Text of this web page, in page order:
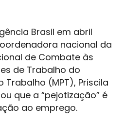
Brasil em abril
nacional da
de Combate às
de Trabalho do
Trabalho (MPT), Priscila
que a “pejotização” é
ao emprego.